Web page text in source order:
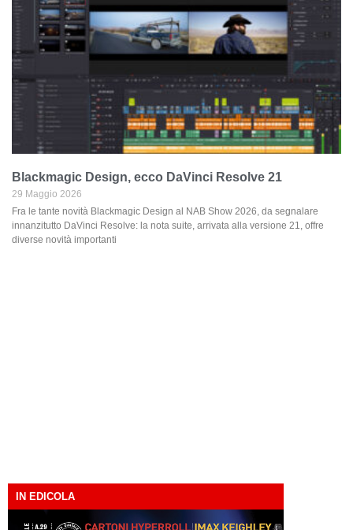
Blackmagic Design, ecco DaVinci Resolve 21
29 Maggio 2026
Fra le tante novità Blackmagic Design al NAB Show 2026, da segnalare
innanzitutto DaVinci Resolve: la nota suite, arrivata alla versione 21, offre
diverse novità importanti
IN EDICOLA